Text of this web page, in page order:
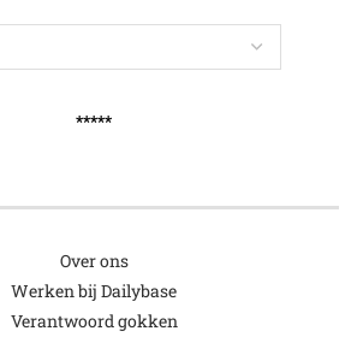
*****
Over ons
Werken bij Dailybase
Verantwoord gokken